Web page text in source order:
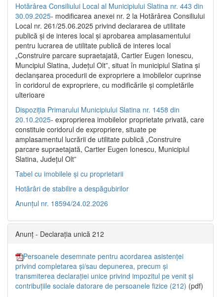
Hotărârea Consiliului Local al Municipiului Slatina nr. 443 din
30.09.2025- modificarea anexei nr. 2 la Hotărârea Consiliului
Local nr. 261/25.06.2025 privind declararea de utilitate
publică şi de interes local şi aprobarea amplasamentului
pentru lucrarea de utilitate publică de interes local
„Construire parcare supraetajată, Cartier Eugen Ionescu,
Muncipiul Slatina, Judeţul Olt”, situat în municipiul Slatina şi
declanşarea procedurii de expropriere a imobilelor cuprinse
în coridorul de expropriere, cu modificările şi completările
ulterioare
Dispoziția Primarului Municipiului Slatina nr. 1458 din
20.10.2025- exproprierea imobilelor proprietate privată, care
constituie coridorul de expropriere, situate pe
amplasamentul lucrării de utilitate publică „Construire
parcare supraetajată, Cartier Eugen Ionescu, Municipiul
Slatina, Județul Olt”
Tabel cu imobilele și cu proprietarii
Hotărâri de stabilire a despăgubirilor
Anunțul nr. 18594/24.02.2026
Anunț - Declarația unică 212
Persoanele desemnate pentru acordarea asistenței
privind completarea și/sau depunerea, precum și
transmiterea declarației unice privind impozitul pe venit și
contribuțiile sociale datorare de persoanele fizice (212) (pdf)